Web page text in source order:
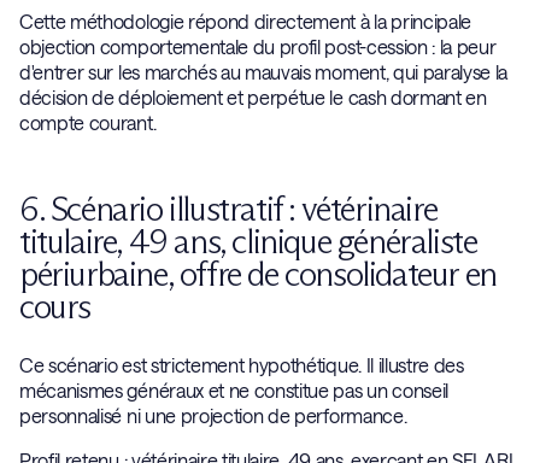
Cette méthodologie répond directement à la principale
objection comportementale du profil post-cession : la peur
d'entrer sur les marchés au mauvais moment, qui paralyse la
décision de déploiement et perpétue le cash dormant en
compte courant.
6. Scénario illustratif : vétérinaire
titulaire, 49 ans, clinique généraliste
périurbaine, offre de consolidateur en
cours
Ce scénario est strictement hypothétique. Il illustre des
mécanismes généraux et ne constitue pas un conseil
personnalisé ni une projection de performance.